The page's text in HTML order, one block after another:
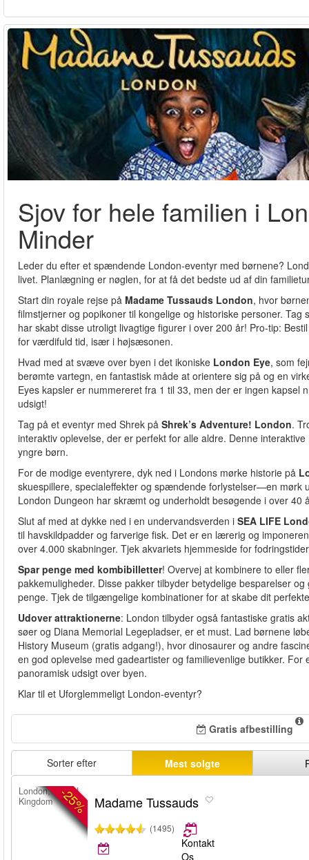
Sjov for hele familien i
Minder
Leder du efter et spændende London-eventyr med børnene?
livet. Planlægning er nøglen, for at få det bedste ud af din
Start din royale rejse på Madame Tussauds London, hvor
filmstjerner og popikoner til kongelige og historiske personer.
har skabt disse utroligt livagtige figurer i over 200 år! Pro-tip:
for værdifuld tid, især i højsæsonen.
Hvad med at svæve over byen i det ikoniske London Eye, som
berømte vartegn, en fantastisk måde at orientere sig på og en
Eyes kapsler er nummereret fra 1 til 33, men der er ingen
udsigt!
Tag på et eventyr med Shrek på Shrek’s Adventure! London.
interaktiv oplevelse, der er perfekt for alle aldre. Denne
yngre børn.
For de modige eventyrere, dyk ned i Londons mørke historie på
skuespillere, specialeffekter og spændende forlystelser—en
London Dungeon har skræmt og underholdt besøgende i over
Slut af med at dykke ned i en undervandsverden i SEA LIFE
til havskildpadder og farverige fisk. Det er en lærerig og
over 4.000 skabninger. Tjek akvariets hjemmeside for
Spar penge med kombibilletter! Overvej at kombinere to eller
pakkemuligheder. Disse pakker tilbyder betydelige besparelser
penge. Tjek de tilgængelige kombinationer for at skabe dit
Udover attraktionerne: London tilbyder også fantastiske gratis
søer og Diana Memorial Legepladser, er et must. Lad børnene
History Museum (gratis adgang!), hvor dinosaurer og andre
en god oplevelse med gadeartister og familievenlige butikker.
panoramisk udsigt over byen.
Klar til et Uforglemmeligt London-eventyr?
Gratis afbestilling
Sorter efter Mest solgte
-25%
London, United
Kingdom
Madame Tussauds
(1495)
Kontakt
Os